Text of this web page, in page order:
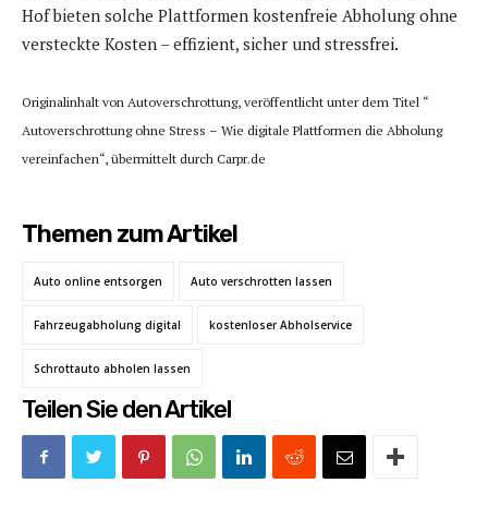
Hof bieten solche Plattformen kostenfreie Abholung ohne
versteckte Kosten – effizient, sicher und stressfrei.
Originalinhalt von Autoverschrottung, veröffentlicht unter dem Titel “
Autoverschrottung ohne Stress – Wie digitale Plattformen die Abholung
vereinfachen“, übermittelt durch Carpr.de
Themen zum Artikel
Auto online entsorgen Auto verschrotten lassen
Fahrzeugabholung digital kostenloser Abholservice
Schrottauto abholen lassen
Teilen Sie den Artikel